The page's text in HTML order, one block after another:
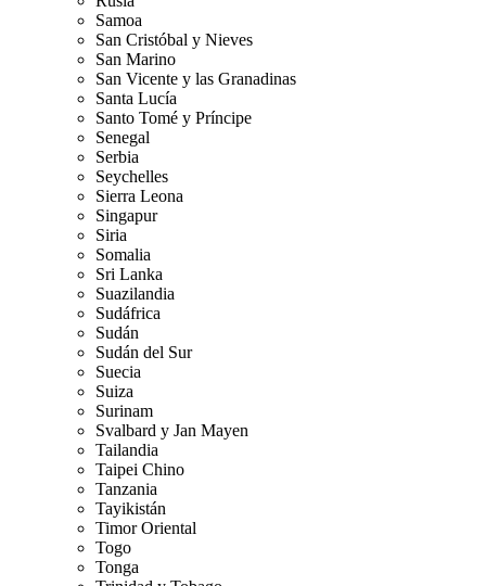
Samoa
San Cristóbal y Nieves
San Marino
San Vicente y las Granadinas
Santa Lucía
Santo Tomé y Príncipe
Senegal
Serbia
Seychelles
Sierra Leona
Singapur
Siria
Somalia
Sri Lanka
Suazilandia
Sudáfrica
Sudán
Sudán del Sur
Suecia
Suiza
Surinam
Svalbard y Jan Mayen
Tailandia
Taipei Chino
Tanzania
Tayikistán
Timor Oriental
Togo
Tonga